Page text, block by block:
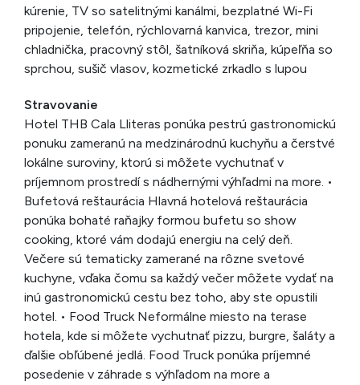
kúrenie, TV so satelitnými kanálmi, bezplatné Wi-Fi
pripojenie, telefón, rýchlovarná kanvica, trezor, mini
chladnička, pracovný stôl, šatníková skriňa, kúpeľňa so
sprchou, sušič vlasov, kozmetické zrkadlo s lupou
Stravovanie
Hotel THB Cala Lliteras ponúka pestrú gastronomickú
ponuku zameranú na medzinárodnú kuchyňu a čerstvé
lokálne suroviny, ktorú si môžete vychutnať v
príjemnom prostredí s nádhernými výhľadmi na more. •
Bufetová reštaurácia Hlavná hotelová reštaurácia
ponúka bohaté raňajky formou bufetu so show
cooking, ktoré vám dodajú energiu na celý deň.
Večere sú tematicky zamerané na rôzne svetové
kuchyne, vďaka čomu sa každý večer môžete vydať na
inú gastronomickú cestu bez toho, aby ste opustili
hotel. • Food Truck Neformálne miesto na terase
hotela, kde si môžete vychutnať pizzu, burgre, šaláty a
ďalšie obľúbené jedlá. Food Truck ponúka príjemné
posedenie v záhrade s výhľadom na more a